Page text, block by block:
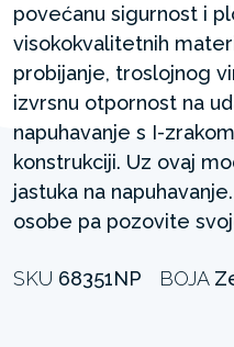
povećanu sigurnost i
visokokvalitetnih
probijanje, troslojnog
izvrsnu otpornost na
napuhavanje s I-
konstrukciji. Uz ovaj
jastuka na
osobe pa pozovite
SKU 68351NP BOJA